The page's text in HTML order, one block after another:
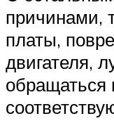
причинами,
платы,
двигателя,
обращаться